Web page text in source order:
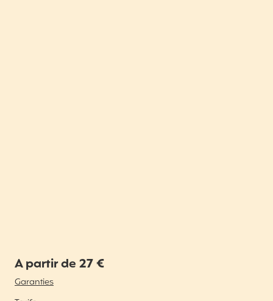
A partir de 27 €
Garanties